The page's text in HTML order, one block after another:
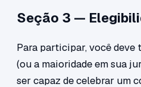
Seção 3 —
Para participar, você deve
(ou a maioridade em sua
ser capaz de celebrar um